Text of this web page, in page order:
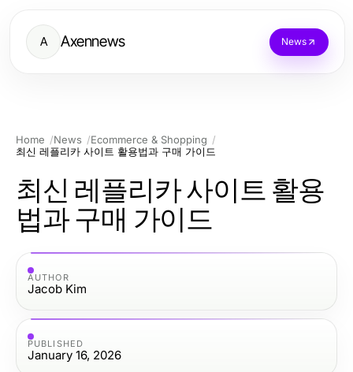
A Axennews News
Home News
Ecommerce & Shopping
최신 레플리카 사이트 활용법과 구매 가이드
최신 레플리카 사이트 활용
법과 구매 가이드
AUTHOR
Jacob Kim
PUBLISHED
January 16, 2026